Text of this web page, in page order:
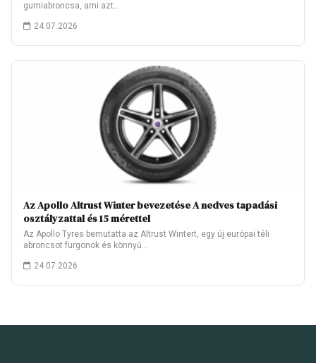
gumiabroncsa, ami azt…
24.07.2026
Az Apollo Altrust Winter bevezetése A nedves tapadási
osztályzattal és 15 mérettel
Az Apollo Tyres bemutatta az Altrust Wintert, egy új európai téli
abroncsot furgonok és könnyű…
24.07.2026